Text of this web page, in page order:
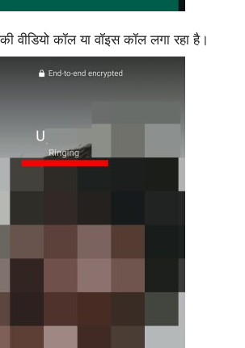
वीडियो कॉल या वॉइस कॉल लगा रहा है।